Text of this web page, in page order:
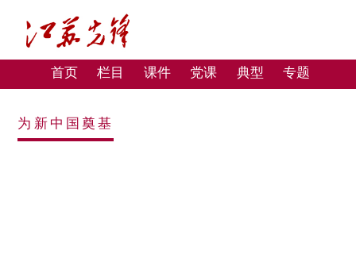
首页 栏目 课件 党课 典型 专题
为新中国奠基